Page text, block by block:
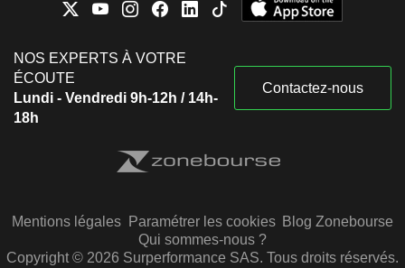
NOS EXPERTS À VOTRE
ÉCOUTE
Lundi - Vendredi 9h-12h / 14h-
18h
Contactez-nous
Mentions légales Paramétrer les cookies Blog Zonebourse
Qui sommes-nous ?
Copyright © 2026 Surperformance SAS. Tous droits réservés.